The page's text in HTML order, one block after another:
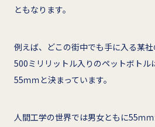
ともなります。
例えば、どこの街中でも手に入る某
500ミリリットル入りのペットボトル
55ｍｍと決まっています。
人間工学の世界では男女ともに55ｍ